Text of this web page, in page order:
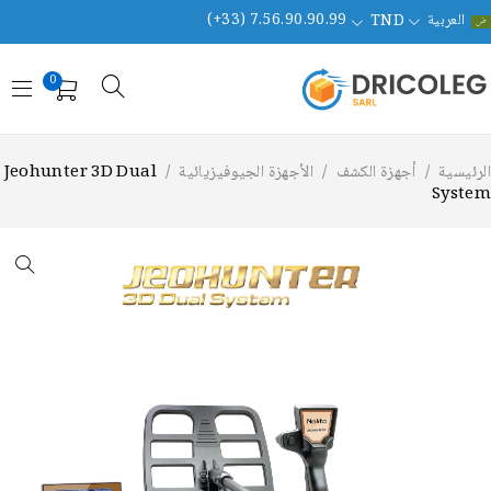
العربية TND
(+33) 7.56.90.90.99
0
أجهزة الكشف الأجهزة الجيوفيزيائية Jeohunter 3D Dual